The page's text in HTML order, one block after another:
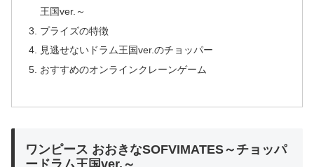
王国ver.～
プライズの特徴
見逃せないドラム王国ver.のチョッパー
おすすめのオンラインクレーンゲーム
ワンピース おおきなSOFVIMATES～チョッパ